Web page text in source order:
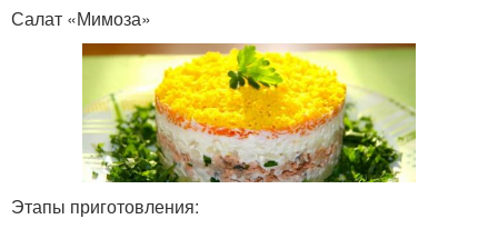
Салат «Мимоза»
Этапы приготовления: